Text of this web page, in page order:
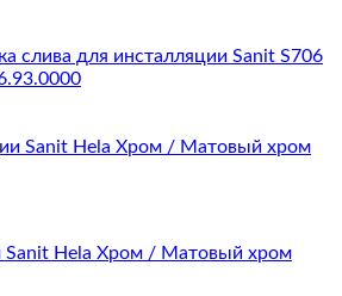
слива для инсталляции Sanit S706
Sanit Hela Хром / Матовый хром